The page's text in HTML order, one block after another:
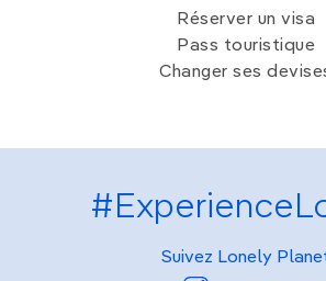
Réserver un visa
Pass touristique
Changer ses
Suivez Lonely